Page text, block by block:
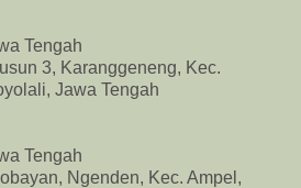
Tengah
3, Karanggeneng, Kec.
Jawa Tengah
Tengah
Ngenden, Kec. Ampel,